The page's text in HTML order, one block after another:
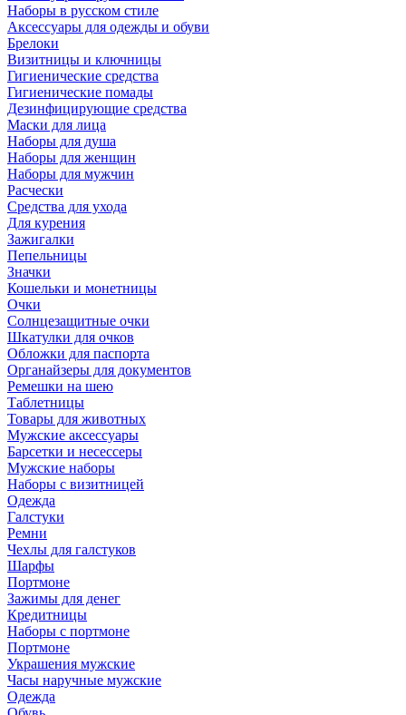
Наборы в русском стиле
Аксессуары для одежды и обуви
Брелоки
Визитницы и ключницы
Гигиенические средства
Гигиенические помады
Дезинфицирующие средства
Маски для лица
Наборы для душа
Наборы для женщин
Наборы для мужчин
Расчески
Средства для ухода
Для курения
Зажигалки
Пепельницы
Значки
Кошельки и монетницы
Очки
Солнцезащитные очки
Шкатулки для очков
Обложки для паспорта
Органайзеры для документов
Ремешки на шею
Таблетницы
Товары для животных
Мужские аксессуары
Барсетки и несессеры
Мужские наборы
Наборы с визитницей
Одежда
Галстуки
Ремни
Чехлы для галстуков
Шарфы
Портмоне
Зажимы для денег
Кредитницы
Наборы с портмоне
Портмоне
Украшения мужские
Часы наручные мужские
Одежда